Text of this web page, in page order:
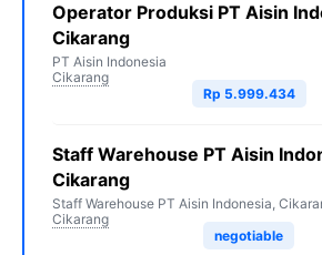
Operator Produksi PT Aisin
Cikarang
PT Aisin Indonesia
Cikarang
Rp 5.999.434
Staff Warehouse PT Aisin
Cikarang
Staff Warehouse PT Aisin Indonesia,
Cikarang
negotiable